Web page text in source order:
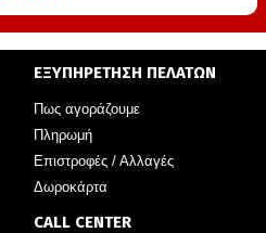
ΕΞΥΠΗΡΕΤΗΣΗ ΠΕΛΑΤΩΝ
Πως αγοράζουμε
Πληρωμή
Επιστροφές / Αλλαγές
Δωροκάρτα
CALL CENTER